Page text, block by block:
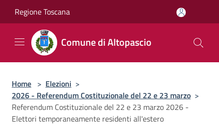
Regione Toscana
Comune di Altopascio
Home > Elezioni >
2026 - Referendum Costituzionale del 22 e 23 marzo >
Referendum Costituzionale del 22 e 23 marzo 2026 -
Elettori temporaneamente residenti all'estero